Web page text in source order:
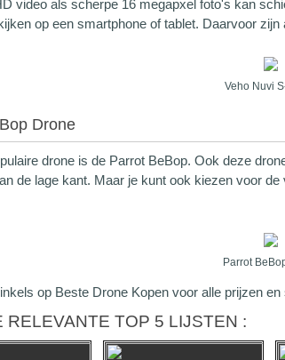
video als scherpe 16 megapxel foto's kan
op een smartphone of tablet. Daarvoor
Veho Nuvi
Drone
drone is de Parrot BeBop. Ook deze
de lage kant. Maar je kunt ook kiezen voor
Parrot
op Beste Drone Kopen voor alle prijzen
RELEVANTE TOP 5 LIJSTEN :